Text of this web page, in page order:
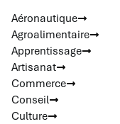
Aéronautique
Agroalimentaire
Apprentissage
Artisanat
Commerce
Conseil
Culture